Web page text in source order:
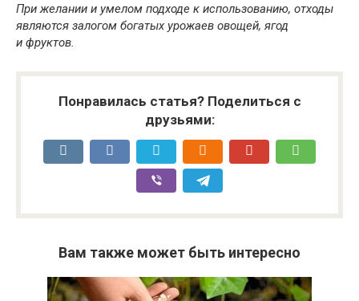
При желании и умелом подходе к использованию, отходы
являются залогом богатых урожаев овощей, ягод
и фруктов.
Понравилась статья? Поделиться с
друзьями:
Вам также может быть интересно